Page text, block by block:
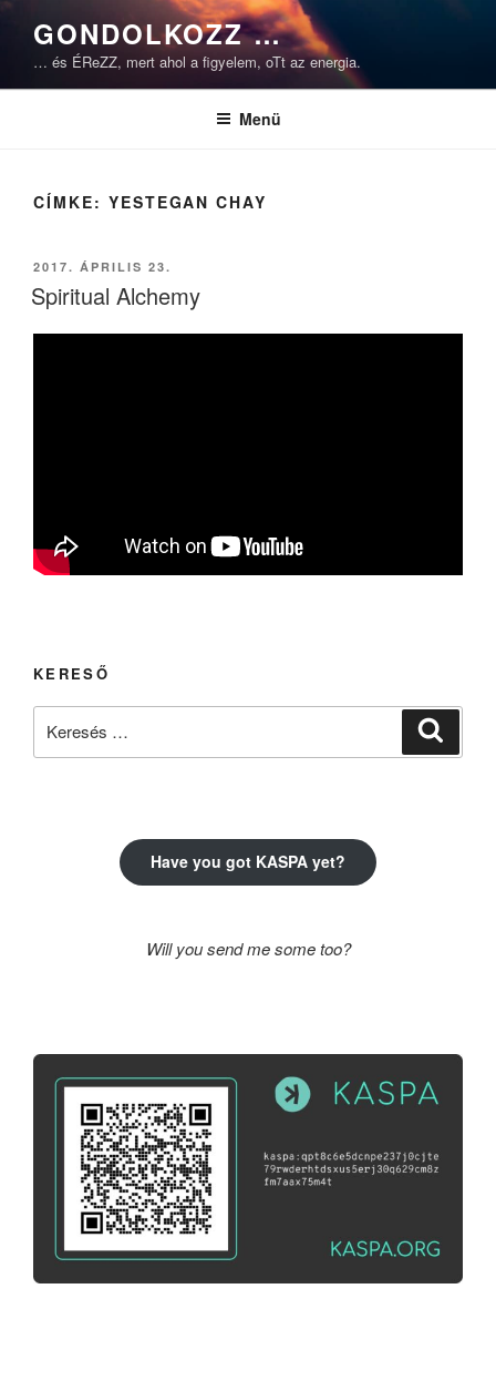
Tartalomhoz
GONDOLKOZZ …
… és ÉReZZ, mert ahol a figyelem, oTt az energia.
Menü
CÍMKE: YESTEGAN CHAY
BEKÜLDVE:
2017. ÁPRILIS 23.
Spiritual Alchemy
KERESŐ
Have you got KASPA yet?
Will you send me some too?